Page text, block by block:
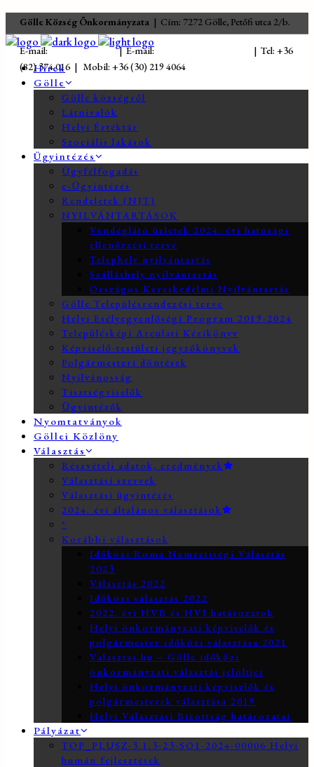
Gölle Község Önkormányzata | Cím: 7272 Gölle, Petőfi utca 2/b.
E-mail: jegyzo@golle.hu| E-mail:
| Tel: +36
(82) 374 016 | Mobil: +36 (30) 219 4064
Hírek
Gölle
Gölle községről
Látnivalók
Helyi Értéktár
Szociális lakások
Ügyintézés
Ügyfélfogadás
e-Ügyintézés
Rendeletek (NJT)
NYILVÁNTARTÁSOK
Vendéglátó üzletek 2024. évi hatósági
ellenőrzési terve
Telephely nyilvántartás
Szálláshely nyilvántartás
Országos Kereskedelmi Nyilvántartás
Gölle Településrendezési terve
Helyi Esélyegyenlőségi Program 2019-2024
Településképi Arculati Kézikönyv
Képviselő-testületi jegyzőkönyvek
Polgármesteri döntések
Nyilvánosság
Tisztségviselők
Ügyintézők
Nyomtatványok
Göllei Közlöny
Választás
Részvételi adatok, eredmények
Választási szervek
Választási ügyintézés
2024. évi általános választások
*
Korábbi választások
Időközi Roma Nemzetiségi Választás
2023
Választás 2022
Időközi választás 2022
2022. évi HVB és HVI határozatok
Helyi önkormányzati képviselők és
polgármester időközi választása 2021
Valasztas.hu – Gölle időközi
önkormányzati választás jelöltjei
Helyi önkormányzati képviselők és
polgármesterek választása 2019
Helyi Választási Bizottság határozatai
Pályázat
TOP_PLUSZ-3.1.3-23-SO1-2024-00006 Helyi
humán fejlesztések